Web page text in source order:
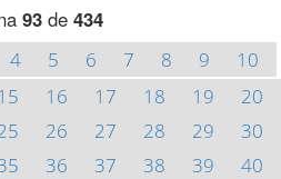
93 de 434
4 5 6 7 8 9
10
15 16 17 18 19
20
26 27 28 29
30
36 37 38 39
40